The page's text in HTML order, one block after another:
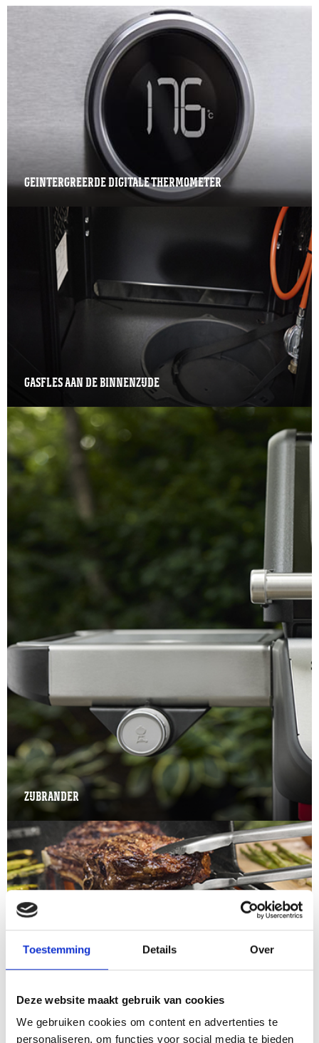
Toestemming Details Over
Deze website maakt gebruik van cookies
We gebruiken cookies om content en advertenties te
personaliseren, om functies voor social media te bieden
GEINTERGREERDE DIGITALE THERMOMETER
GASFLES AAN DE BINNENZIJDE
ZIJBRANDER